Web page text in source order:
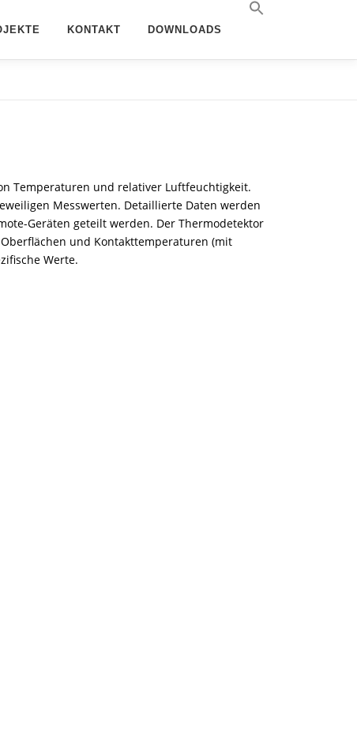
KONTAKT DOWNLOADS
Temperaturen und relativer Luftfeuchtigkeit.
Messwerten. Detaillierte Daten werden
Geräten geteilt werden. Der Thermodetektor
und Kontakttemperaturen (mit
Werte.